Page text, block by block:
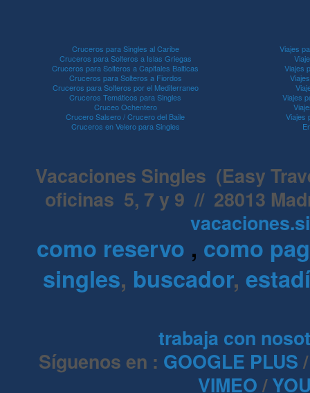
Cruceros para Singles al Caribe
Cruceros para Solteros a Islas Griegas
Cruceros para Solteros a Capitales Balticas
Cruceros para Solteros a Fiordos
Cruceros para Solteros por el Mediterraneo
Cruceros Temáticos para Singles
Cruceo Ochentero
Crucero Salsero / Crucero del Baile
Cruceros en Velero para Singles
Viajes
Viajes
Viajes
Viajes
Vacaciones Singles (Easy
oficinas 5, 7 y 9 // 28013
como reservo , como
singles, buscador,
trabaja con
Síguenos en : GOOGLE PLUS
VIMEO /